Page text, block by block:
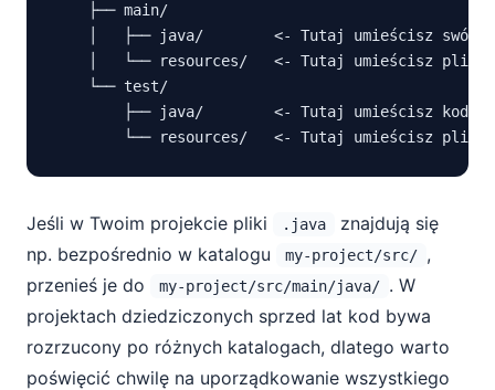
    ├── main/
│   ├── java/        <- Tutaj umieścisz swój
│   └── resources/   <- Tutaj umieścisz pliki
    └── test/
├── java/        <- Tutaj umieścisz kod
Jeśli w Twoim projekcie pliki .java
znajdują się
np. bezpośrednio w katalogu
my-project/src/ ,
przenieś je do
my-project/src/main/java/ . W
projektach dziedziczonych sprzed lat kod bywa
rozrzucony po różnych katalogach, dlatego warto
poświęcić chwilę na uporządkowanie wszystkiego